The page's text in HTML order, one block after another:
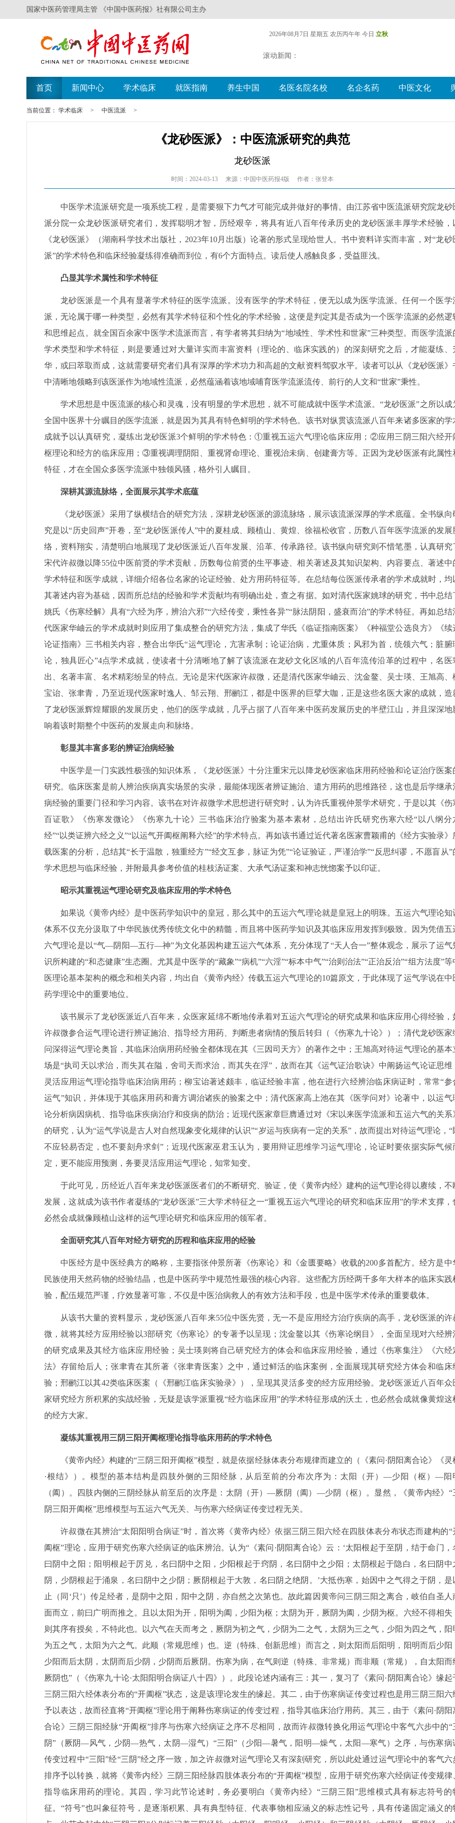
国家中医药管理局主管 《中国中医药报》社有限公司主办
2026年08月7日 星期五 农历丙午年 今日 立秋
滚动新闻：
首页 新闻中心 学术临床 就医指南 养生中国 名医名院名校 名企名药 中医文化
当前位置： 学术临床 > 中医流派 >
《龙砂医派》：中医流派研究的典范
龙砂医派
时间：2024-03-13 来源：中国中医药报4版 作者：张登本
中医学术流派研究是一项系统工程，是需要狠下力气才可能完成并做好的事情。由江苏省中医流派研究院龙砂
派分院一众龙砂医派研究者们，发挥聪明才智，历经艰辛，将具有近八百年传承历史的龙砂医派丰厚学术经验，
《龙砂医派》（湖南科学技术出版社，2023年10月出版）论著的形式呈现给世人。书中资料详实而丰富，对“龙砂
派”的学术特色和临床经验凝练得准确而到位，有6个方面特点。读后使人感触良多，受益匪浅。
凸显其学术属性和学术特征
龙砂医派是一个具有显著学术特征的医学流派。没有医学的学术特征，便无以成为医学流派。任何一个医学
派，无论属于哪一种类型，必然有其学术特征和个性化的学术经验，这便是判定其是否成为一个医学流派的必然逻
和思维起点。就全国百余家中医学术流派而言，有学者将其归纳为“地域性、学术性和世家”三种类型。而医学流派
学术类型和学术特征，则是要通过对大量详实而丰富资料（理论的、临床实践的）的深刻研究之后，才能凝练、
华，或曰萃取而成，这就需要研究者们具有深厚的学术功力和高超的文献资料驾驭水平。读者可以从《龙砂医派》
中清晰地领略到该医派作为地域性流派，必然蕴涵着该地域哺育医学流派流传、前行的人文和“世家”秉性。
学术思想是中医流派的核心和灵魂，没有明显的学术思想，就不可能成就中医学术流派。“龙砂医派”之所以成
全国中医界十分瞩目的医学流派，就是因为其具有特色鲜明的学术特色。该书对纵贯该流派八百年来诸多医家的学
成就予以认真研究，凝练出龙砂医派3个鲜明的学术特色：①重视五运六气理论临床应用；②应用三阴三阳六经开
枢理论和经方的临床应用；③重视调理阴阳、重视肾命理论、重视治未病、创建膏方等。正因为龙砂医派有此属性
特征，才在全国众多医学流派中独领风骚，格外引人瞩目。
深耕其源流脉络，全面展示其学术底蕴
《龙砂医派》采用了纵横结合的研究方法，深耕龙砂医派的源流脉络，展示该流派深厚的学术底蕴。全书纵向
究是以“历史回声”开卷，至“龙砂医派传人”中的夏桂成、顾植山、黄煌、徐福松收官，历数八百年医学流派的发展
络，资料翔实，清楚明白地展现了龙砂医派近八百年发展、沿革、传承路径。该书纵向研究则不惜笔墨，认真研究
宋代许叔微以降55位中医前贤的学术贡献，历数每位前贤的生平事迹、相关著述及其知识架构、内容要点、著述中
学术特征和医学成就，详细介绍各位名家的论证经验、处方用药特征等。在总结每位医派传承者的学术成就时，均
其著述内容为基础，因而所总结的经验和学术贡献均有明确出处，查之有据。如对清代医家姚球的研究，书中总结
姚氏《伤寒经解》具有“六经为序，辨治六邪”“六经传变，秉性各异”“脉法阴阳，盛衰而治”的学术特征。再如总结
代医家华岫云的学术成就时则应用了集成整合的研究方法，集成了华氏《临证指南医案》《种福堂公选良方》《续
论证指南》三书相关内容，整合出华氏“运气理论，亢害承制；论证治病，尤重体质；风邪为首，统领六气；脏腑
论，独具匠心”4点学术成就，使读者十分清晰地了解了该流派在龙砂文化区域的八百年流传沿革的过程中，名医
出、名著丰富、名术精彩纷呈的特点。无论是宋代医家许叔微，还是清代医家华岫云、沈金鳌、吴士瑛、王旭高、
宝诒、张聿青，乃至近现代医家时逸人、邹云翔、邢鹂江，都是中医界的巨擘大咖，正是这些名医大家的成就，造
了龙砂医派辉煌耀眼的发展历史，他们的医学成就，几乎占据了八百年来中医药发展历史的半壁江山，并且深深地
响着该时期整个中医药的发展走向和脉络。
彰显其丰富多彩的辨证治病经验
中医学是一门实践性极强的知识体系，《龙砂医派》十分注重宋元以降龙砂医家临床用药经验和论证治疗医案
研究。临床医案是前人辨治疾病真实场景的实录，最能体现医者辨证施治、遣方用药的思维路径，这也是后学继承
病经验的重要门径和学习内容。该书在对许叔微学术思想进行研究时，认为许氏重视仲景学术研究，于是以其《伤
百证歌》《伤寒发微论》《伤寒九十论》三书临床治疗验案为基本素材，总结出许氏研究伤寒六经“以八纲分
经”“以类证辨六经之义”“以运气开阖枢阐释六经”的学术特点。再如该书通过近代著名医家曹颖甫的《经方实验录》
载医案的分析，总结其“长于温散，独重经方”“经文互参，脉证为凭”“论证验证，严谨治学”“反思纠谬，不愿盲从”
学术思想与临床经验，并附最具参考价值的桂枝汤证案、大承气汤证案和神志恍惚案予以印证。
昭示其重视运气理论研究及临床应用的学术特色
如果说《黄帝内经》是中医药学知识中的皇冠，那么其中的五运六气理论就是皇冠上的明珠。五运六气理论知
体系不仅充分汲取了中华民族优秀传统文化中的精髓，而且将中医药学知识及其临床应用发挥到极致。因为凭借五
六气理论是以“气—阴阳—五行—神”为文化基因构建五运六气体系，充分体现了“天人合一”整体观念，展示了运气
识所构建的“和态健康”生态圈。尤其是中医学的“藏象”“病机”“六淫”“标本中气”“治则治法”“正治反治”“组方法度”等
医理论基本架构的概念和相关内容，均出自《黄帝内经》传载五运六气理论的10篇原文，于此体现了运气学说在中
药学理论中的重要地位。
该书展示了龙砂医派近八百年来，众医家延绵不断地传承着对五运六气理论的研究成果和临床应用心得经验，
许叔微参合运气理论进行辨证施治、指导经方用药、判断患者病情的预后转归（《伤寒九十论》）；清代龙砂医家
问深得运气理论奥旨，其临床治病用药经验全都体现在其《三因司天方》的著作之中；王旭高对待运气理论的基本
场是“执司天以求治，而失其在隘，舍司天而求治，而其失在浮”，故而在其《运气证治歌诀》中阐扬运气论证思维
灵活应用运气理论指导临床治病用药；柳宝诒著述颇丰，临证经验丰富，他在进行六经辨治临床病证时，常常“参
运气”知识，并体现于其临床用药和膏方调治诸疾的验案之中；清代医家高上池在其《医学问对》论著中，以运气
论分析病因病机、指导临床疾病治疗和疫病的防治；近现代医家章巨膺通过对《宋以来医学流派和五运六气的关系
的研究，认为“运气学说是古人对自然现象变化规律的认识”“岁运与疾病有一定的关系”，故而提出对待运气理论，“
不应轻易否定，也不要刻舟求剑”；近现代医家巫君玉认为，要用辩证思维学习运气理论，论证时要依据实际气候
定，更不能应用预测，务要灵活应用运气理论，知常知变。
于此可见，历经近八百年来龙砂医派医者们的不断研究、验证，使《黄帝内经》建构的运气理论得以赓续，不
发展，这就成为该书作者凝练的“龙砂医派”三大学术特征之一“重视五运六气理论的研究和临床应用”的学术支撑，
必然会成就像顾植山这样的运气理论研究和临床应用的领军者。
全面研究其八百年对经方研究的历程和临床应用的经验
中医经方是中医经典方的略称，主要指张仲景所著《伤寒论》和《金匮要略》收载的200多首配方。经方是中
民族使用天然药物的经验结晶，也是中医药学中规范性最强的核心内容。这些配方历经两千多年大样本的临床实践
验，配伍规范严谨，疗效显著可靠，不仅是中医治病救人的有效方法和手段，也是中医学术传承的重要载体。
从该书大量的资料显示，龙砂医派八百年来55位中医先贤，无一不是应用经方治疗疾病的高手，龙砂医派的许
微，就将其经方应用经验以3部研究《伤寒论》的专著予以呈现；沈金鳌以其《伤寒论纲目》，全面呈现对六经辨
的研究成果及其经方临床应用经验；吴士瑛则将自己研究经方的体会和临床应用经验，通过《伤寒集注》《六经
法》存留给后人；张聿青在其所著《张聿青医案》之中，通过鲜活的临床案例，全面展现其研究经方体会和临床
验；邢鹂江以其42类临床医案（《邢鹂江临床实验录》），呈现其灵活多变的经方应用经验。龙砂医派近八百年众
家研究经方所积累的实战经验，无疑是该学派重视“经方临床应用”的学术特征形成的沃土，也必然会成就像黄煌这
的经方大家。
凝练其重视用三阴三阳开阖枢理论指导临床用药的学术特色
《黄帝内经》构建的“三阴三阳开阖枢”模型，就是依据经脉体表分布规律而建立的（《素问·阴阳离合论》《灵
·根结》）。模型的基本结构是四肢外侧的三阳经脉，从后至前的分布次序为：太阳（开）—少阳（枢）—阳
（阖）。四肢内侧的三阴经脉从前至后的次序是：太阴（开）—厥阴（阖）—少阴（枢）。显然，《黄帝内经》“
阴三阳开阖枢”思维模型与五运六气无关、与伤寒六经病证传变过程无关。
许叔微在其辨治“太阳阳明合病证”时，首次将《黄帝内经》依据三阴三阳六经在四肢体表分布状态而建构的“
阖枢”理论，应用于研究伤寒六经病证的临床辨治。认为“《素问·阴阳离合论》云：‘太阳根起于至阴，结于命门，
曰阴中之阳；阳明根起于厉兑，名曰阴中之阳，少阳根起于窍阴，名曰阴中之少阳；太阴根起于隐白，名曰阴中
阴，少阴根起于涌泉，名曰阴中之少阴；厥阴根起于大敦，名曰阴之绝阴。’大抵伤寒，始因中之气得之于阴，是
止（同‘只’）传足经者，是阴中之阳，阳中之阴，亦自然之次第也。故此篇因黄帝问三阴三阳之离合，岐伯自圣人
面而立，前曰广明而推之。且以太阳为开，阳明为阖，少阳为枢；太阴为开，厥阴为阖，少阴为枢。六经不得相失
则其序有授矣，不特此也。以六气在天而考之，厥阴为初之气，少阴为二之气，太阴为三之气，少阳为四之气，阳
为五之气，太阳为六之气。此顺（常规思维）也。逆（特殊、创新思维）而言之，则太阳而后阳明，阳明而后少阳
少阳而后太阴，太阴而后少阴，少阴而后厥阴。伤寒为病，在气则逆（特殊、非常规）而非顺（常规），自太阳而
厥阴也”（《伤寒九十论·太阳阳明合病证八十四》）。此段论述内涵有三：其一，复习了《素问·阴阳离合论》缘起
三阴三阳六经体表分布的“开阖枢”状态，这是该理论发生的缘起。其二，由于伤寒病证传变过程也是用三阴三阳六
予以表达，故而径直将“开阖枢”理论用于阐释伤寒病证的传变过程，指导其临床治疗用药。其三，由于《素问·阴阳
合论》三阴三阳经脉“开阖枢”排序与伤寒六经病证之序不尽相同，故而许叔微转换化用运气理论中客气六步中的“
阴”（厥阴—风气，少阴—热气，太阴—湿气）“三阳”（少阳—暑气，阳明—燥气，太阳—寒气）之序，与伤寒病
传变过程中“三阳”经“三阴”经之序一致，加之许叔微对运气理论又有深刻研究，所以此处通过运气理论中的客气六
排序予以转换，就将《黄帝内经》三阴三阳经脉四肢体表分布的“开阖枢”模型，应用于研究伤寒六经病证传变规律
指导临床用药的理论。其四，学习此节论述时，务必要明白《黄帝内经》“三阴三阳”思维模式具有标志符号的
征。“符号”也叫象征符号，是逐渐积累、具有典型特征、代表事物相应涵义的标志性记号，具有传递固定涵义的